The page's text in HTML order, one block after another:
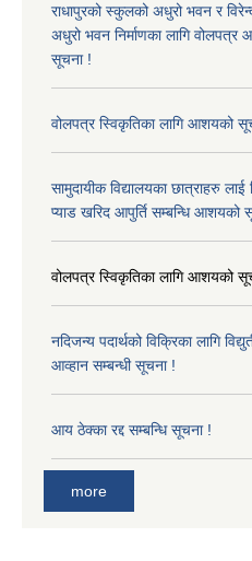
राधापुरको स्कुलको अधुरो भवन र
अधुरो भवन निर्माणका लागि वोलपत्र
सूचना !
वोलपत्र स्विकृतिका लागि आशयको
सामुदायीक विद्यालयका छात्राहरु
प्याड खरिद आपुर्ति सम्बन्धि आशयको
वोलपत्र स्विकृतिका लागि आशयको
नदिजन्य पदार्थको विक्रिका लागि
आव्हान सम्बन्धी सूचना !
आय ठेक्का रद्द सम्बन्धि सूचना !
more